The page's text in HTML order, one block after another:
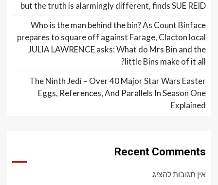
but the truth is alarmingly different, finds SUE REID
Who is the man behind the bin? As Count Binface
prepares to square off against Farage, Clacton local
JULIA LAWRENCE asks: What do Mrs Bin and the
little Bins make of it all?
The Ninth Jedi – Over 40 Major Star Wars Easter
Eggs, References, And Parallels In Season One
Explained
Recent Comments
אין תגובות להציג.